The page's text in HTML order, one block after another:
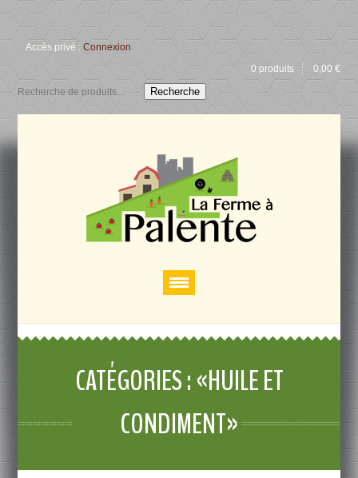
Accès privé :Connexion
0 produits
0,00 €
Recherche
CATÉGORIES : «HUILE ET
CONDIMENT»